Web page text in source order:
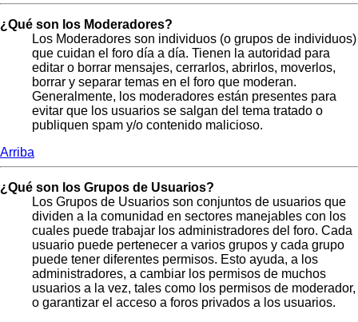
¿Qué son los Moderadores?
Los Moderadores son individuos (o grupos de individuos)
que cuidan el foro día a día. Tienen la autoridad para
editar o borrar mensajes, cerrarlos, abrirlos, moverlos,
borrar y separar temas en el foro que moderan.
Generalmente, los moderadores están presentes para
evitar que los usuarios se salgan del tema tratado o
publiquen spam y/o contenido malicioso.
Arriba
¿Qué son los Grupos de Usuarios?
Los Grupos de Usuarios son conjuntos de usuarios que
dividen a la comunidad en sectores manejables con los
cuales puede trabajar los administradores del foro. Cada
usuario puede pertenecer a varios grupos y cada grupo
puede tener diferentes permisos. Esto ayuda, a los
administradores, a cambiar los permisos de muchos
usuarios a la vez, tales como los permisos de moderador,
o garantizar el acceso a foros privados a los usuarios.